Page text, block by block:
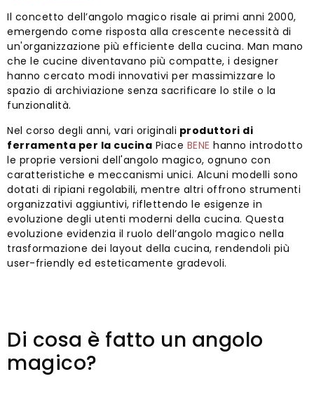
Il concetto dell’angolo magico risale ai primi anni 2000,
emergendo come risposta alla crescente necessità di
un'organizzazione più efficiente della cucina. Man mano
che le cucine diventavano più compatte, i designer
hanno cercato modi innovativi per massimizzare lo
spazio di archiviazione senza sacrificare lo stile o la
funzionalità.
Nel corso degli anni, vari originali produttori di
ferramenta per la cucina Piace BENE hanno introdotto
le proprie versioni dell'angolo magico, ognuno con
caratteristiche e meccanismi unici. Alcuni modelli sono
dotati di ripiani regolabili, mentre altri offrono strumenti
organizzativi aggiuntivi, riflettendo le esigenze in
evoluzione degli utenti moderni della cucina. Questa
evoluzione evidenzia il ruolo dell’angolo magico nella
trasformazione dei layout della cucina, rendendoli più
user-friendly ed esteticamente gradevoli.
Di cosa è fatto un angolo
magico?